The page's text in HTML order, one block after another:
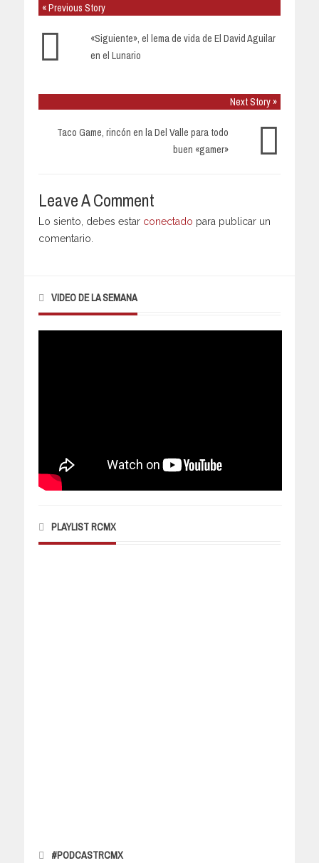
« Previous Story
«Siguiente», el lema de vida de El David Aguilar
en el Lunario
Next Story »
Taco Game, rincón en la Del Valle para todo
buen «gamer»
Leave A Comment
Lo siento, debes estar conectado para publicar un
comentario.
VIDEO DE LA SEMANA
PLAYLIST RCMX
#PODCASTRCMX